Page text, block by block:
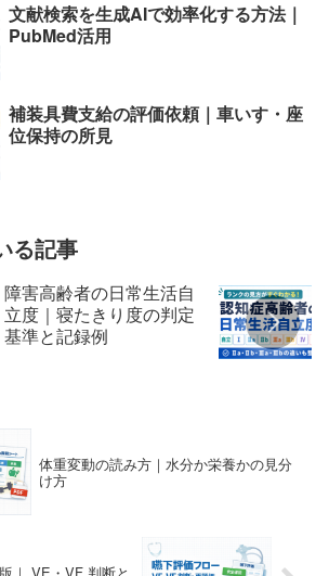
文献検索を生成AIで効率化する方法｜
PubMed活用
補装具費支給の評価依頼｜車いす・座
位保持の所見
る記事
障害高齢者の日常生活自
立度｜寝たきり度の判定
基準と記録例
体重変動の読み方｜水分か栄養かの見分
け方